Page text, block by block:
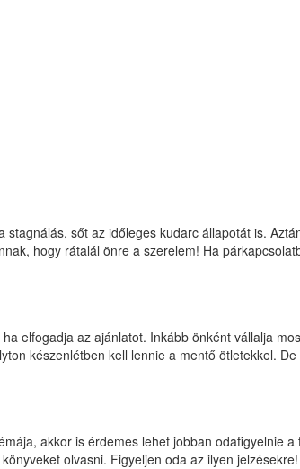
sőt az időleges kudarc állapotát is.
hogy rátalál önre a szerelem! Ha
elfogadja az ajánlatot. Inkább önként vállalja
készenlétben kell lennie a mentő ötletekkel.
akkor is érdemes lehet jobban odafigyelnie a
olvasni. Figyeljen oda az ilyen